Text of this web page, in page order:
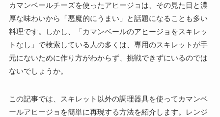
カマンベールチーズを使ったアヒージョは、その見た目と濃
厚な味わいから「悪魔的にうまい」と話題になることも多い
料理です。しかし、「カマンベールのアヒージョをスキレッ
トなし」で検索している人の多くは、専用のスキレットが手
元にないために作り方がわからず、挑戦できずにいるのでは
ないでしょうか。
この記事では、スキレット以外の調理器具を使ってカマンベ
ールアヒージョを簡単に再現する方法を紹介します。レンジ